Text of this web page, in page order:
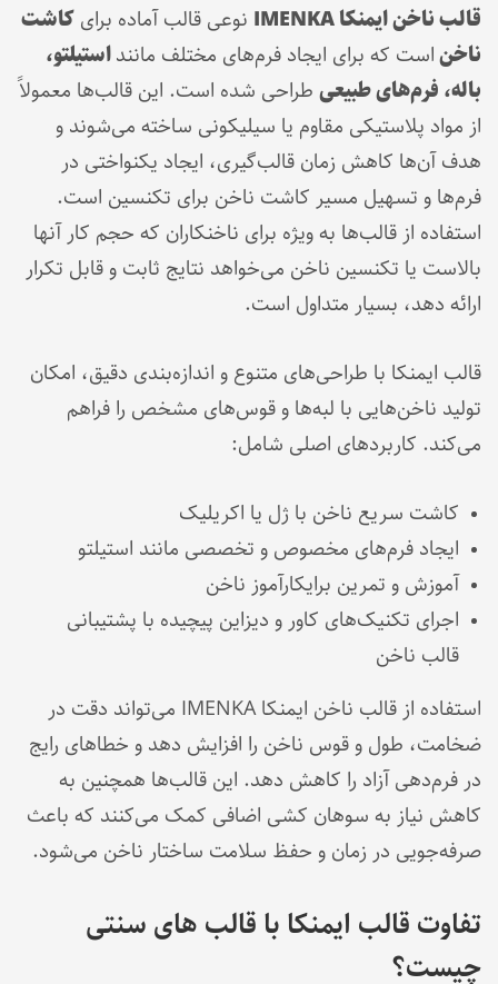
قالب ناخن ایمنکا IMENKA
نوعی قالب آماده برایکاشت
ناخناست که برای ایجاد فرم‌های مختلف ماننداستیلتو،
باله، فرم‌های طبیعیطراحی شده است. این قالب‌ها معمولاً
از مواد پلاستیکی مقاوم یا سیلیکونی ساخته می‌شوند و
هدف آن‌ها کاهش زمان قالب‌گیری، ایجاد یکنواختی در
فرم‌ها و تسهیل مسیر کاشت ناخن برای تکنسین است.
استفاده از قالب‌ها به ویژه برای ناخنکاران که حجم کار آنها
بالاست یا تکنسین ناخن می‌خواهد نتایج ثابت و قابل تکرار
ارائه دهد، بسیار متداول است.
قالب ایمنکا با طراحی‌های متنوع و اندازه‌بندی دقیق، امکان
تولید ناخن‌هایی با لبه‌ها و قوس‌های مشخص را فراهم
می‌کند. کاربردهای اصلی شامل:
کاشت سریع ناخن با ژل یا اکریلیک
ایجاد فرم‌های مخصوص و تخصصی مانند استیلتو
آموزش و تمرین برایکارآموز ناخن
اجرای تکنیک‌های کاور و دیزاین پیچیده با پشتیبانی
قالب ناخن
استفاده از قالب ناخن ایمنکا IMENKA می‌تواند دقت در
ضخامت، طول و قوس ناخن را افزایش دهد و خطاهای رایج
در فرم‌دهی آزاد را کاهش دهد. این قالب‌ها همچنین به
کاهش نیاز به سوهان کشی اضافی کمک می‌کنند که باعث
صرفه‌جویی در زمان و حفظ سلامت ساختار ناخن می‌شود.
تفاوت قالب ایمنکا با قالب های سنتی
چیست؟